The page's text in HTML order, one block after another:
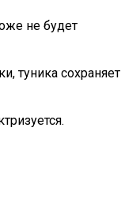
не будет
туника сохраняет